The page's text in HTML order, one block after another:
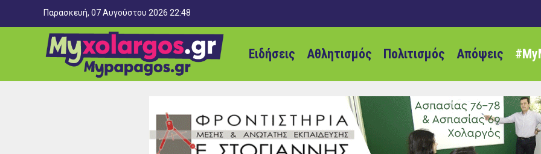
Παρασκευή, 07 Αυγούστου 2026 22:48
Ειδήσεις Αθλητισμός Πολιτισμός Απόψεις